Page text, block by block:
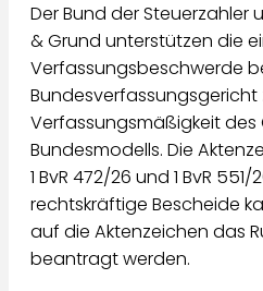
Der Bund der Steuerzahler
& Grund unterstützen die
Verfassungsbeschwerde
Verfassungsmäßigkeit
Bundesmodells. Die
1 BvR 472/26 und 1 BvR
rechtskräftige Bescheide
auf die Aktenzeichen das
beantragt werden.